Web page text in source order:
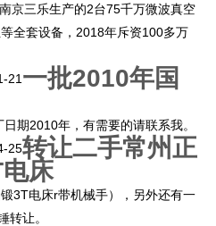
京三乐生产的2台75千万微波真空
全套设备，2018年斥资100多万
21 一批2010年国
期2010年，有需要的请联系我。
25转让二手常州正
床
3T电床r带机械手），另外还有一
转让。